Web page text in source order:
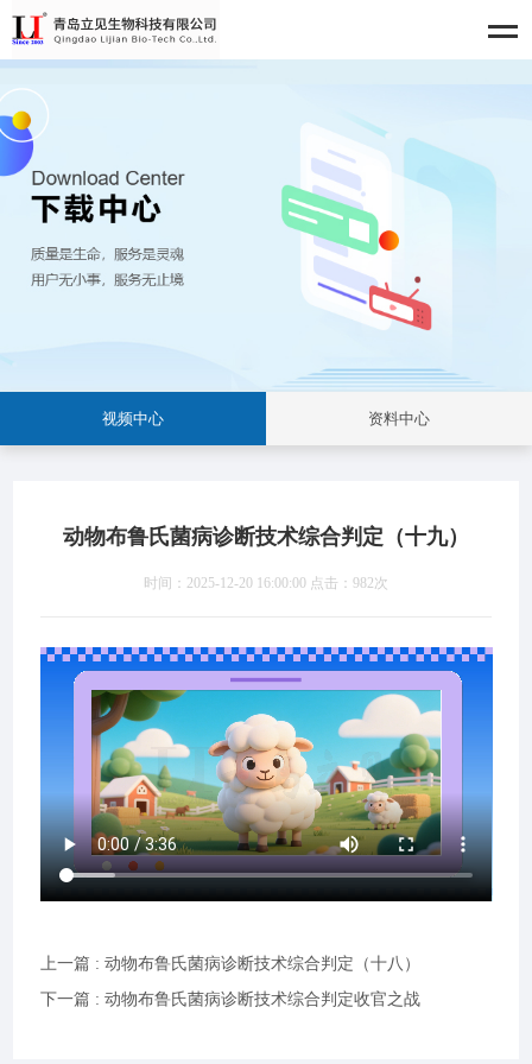
视频中心 资料中心
动物布鲁氏菌病诊断技术综合判定（十九）
时间：2025-12-20 16:00:00 点击： 982次
上一篇 : 动物布鲁氏菌病诊断技术综合判定（十八）
下一篇 : 动物布鲁氏菌病诊断技术综合判定收官之战